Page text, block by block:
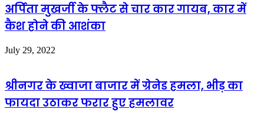
अर्पिता मुखर्जी के फ्लैट से चार कार गायब, कार में
कैश होने की आशंका
July 29, 2022
श्रीनगर के ख्वाजा बाजार में ग्रेनेड हमला, भीड़ का
फायदा उठाकर फरार हुए हमलावर